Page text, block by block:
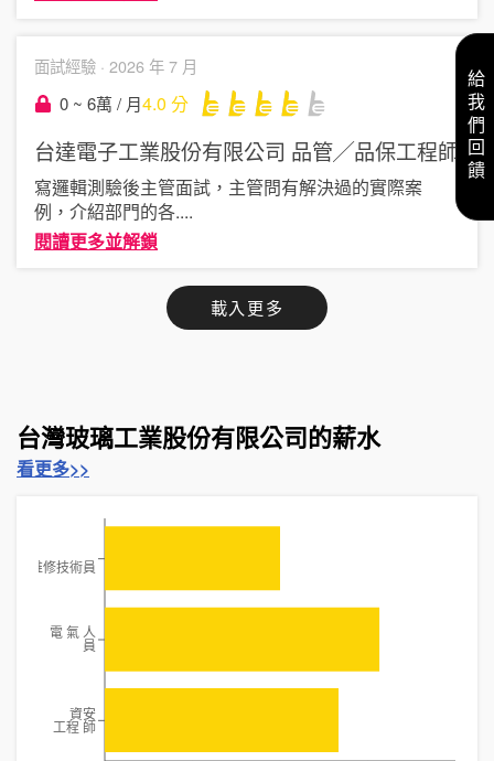
面試經驗 · 2026 年 7 月
0 ~ 6萬 / 月4.0 分
台達電子工業股份有限公司 品管╱品保工程師
寫邏輯測驗後主管面試，主管問有解決過的實際案
例，介紹部門的各....
閱讀更多並解鎖
載入更多
台灣玻璃工業股份有限公司的薪水
看更多>>
維修技術員
電 氣 人
員
資安
工程 師
給我們回饋